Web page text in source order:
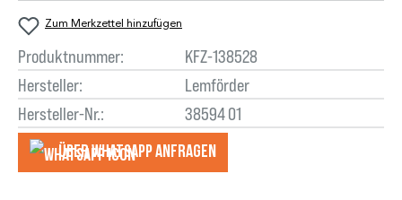
Zum Merkzettel hinzufügen
Produktnummer:
KFZ-138528
Hersteller:
Lemförder
Hersteller-Nr.:
38594 01
Über WhatsApp anfragеn